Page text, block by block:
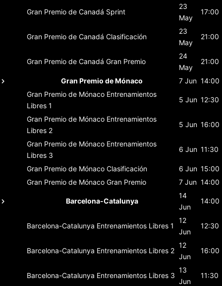
Gran Premio de Canadá Sprint
23
May
17:00
Gran Premio de Canadá Clasificación
23
May
21:00
Gran Premio de Canadá Gran Premio
24
May
21:00
Gran Premio de Mónaco 7 Jun 14:00
Gran Premio de Mónaco Entrenamientos
Libres 1
5 Jun 12:30
Gran Premio de Mónaco Entrenamientos
Libres 2
5 Jun 16:00
Gran Premio de Mónaco Entrenamientos
Libres 3
6 Jun 11:30
Gran Premio de Mónaco Clasificación 6 Jun 15:00
Gran Premio de Mónaco Gran Premio 7 Jun 14:00
Barcelona-Catalunya
14
Jun
14:00
Barcelona-Catalunya Entrenamientos Libres 1
12
Jun
12:30
Barcelona-Catalunya Entrenamientos Libres 2
12
Jun
16:00
Barcelona-Catalunya Entrenamientos Libres 3
13
Jun
11:30